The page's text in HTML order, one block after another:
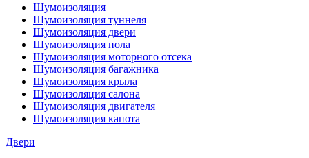
Шумоизоляция
Шумоизоляция туннеля
Шумоизоляция двери
Шумоизоляция пола
Шумоизоляция моторного отсека
Шумоизоляция багажника
Шумоизоляция крыла
Шумоизоляция салона
Шумоизоляция двигателя
Шумоизоляция капота
Двери